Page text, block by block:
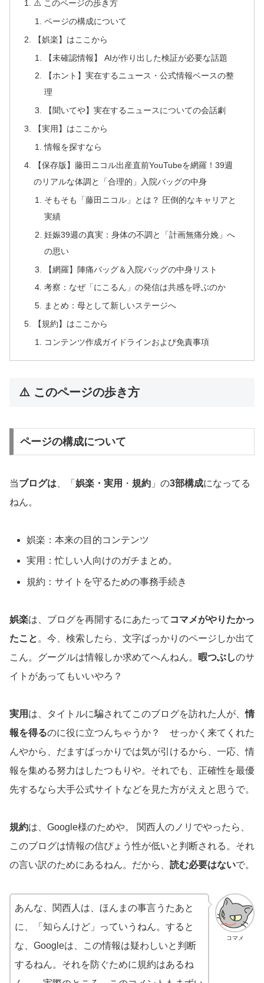
⚠️ このページの歩き方
ページの構成について
【娯楽】はここから
【未確認情報】 AIが作り出した検証が必要な話題
【ホント】実在するニュース・公式情報ベースの整
理
【聞いてや】実在するニュースについての会話劇
【実用】はここから
情報を探すなら
【保存版】藤田ニコル出産直前YouTubeを網羅！39週
のリアルな体調と「合理的」入院バッグの中身
そもそも「藤田ニコル」とは？ 圧倒的なキャリアと
実績
妊娠39週の真実：身体の不調と「計画無痛分娩」へ
の思い
【網羅】陣痛バッグ＆入院バッグの中身リスト
考察：なぜ「にこるん」の発信は共感を呼ぶのか
まとめ：母として新しいステージへ
【規約】はここから
コンテンツ作成ガイドラインおよび免責事項
⚠️ このページの歩き方
ページの構成について
当ブログは 、「 娯楽・実用 ・ 規約 」の3部構成になってる
ねん。
娯楽：本来の目的コンテンツ
実用：忙しい人向けのガチまとめ。
規約：サイトを守るための事務手続き
娯楽は、ブログを再開するにあたって コマメがやりたかっ
たこと 。今、検索したら、文字ばっかりのページしか出て
こん。グーグルは情報しか求めてへんねん。
暇つぶしのサ
イトがあってもいいやろ？
実用 は、タイトルに騙されてこのブログを訪れた人が、情
報を得るのに役に立つんちゃうか？ せっかく来てくれた
んやから、だますばっかりでは気が引けるから、一応、情
報を集める努力はしたつもりや。それでも、正確性を最優
先するなら大手公式サイトなどを見た方がええと思うで。
規約は、Google様のためや。 関西人のノリでやったら、
このブログは情報の信ぴょう性が低いと判断される。それ
の言い訳のためにあるねん。だから、 読む必要はないで。
コマメ
あんな、関西人は、ほんまの事言うたあと
に、「知らんけど」っていうねん。すると
な、Googleは、この情報は疑わしいと判断
するねん。それを防ぐために規約はあるね